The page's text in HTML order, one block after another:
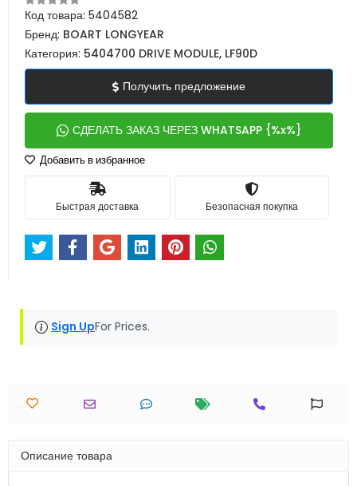
Код товара: 5404582
Бренд: BOART LONGYEAR
Категория: 5404700 DRIVE MODULE, LF90D
Получить предложение
СДЕЛАТЬ ЗАКАЗ ЧЕРЕЗ WHATSAPP {%x%}
Добавить в избранное
Быстрая доставка Безопасная покупка
Sign UpFor Prices.
Описание товара